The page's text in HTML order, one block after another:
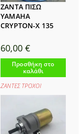
ΖΑΝΤΑ ΠΙΣΩ
YAMAHA
CRYPTON-X 135
60,00 €
Προσθήκη στο
καλάθι
ΖΑΝΤΕΣ ΤΡΟΧΟΙ